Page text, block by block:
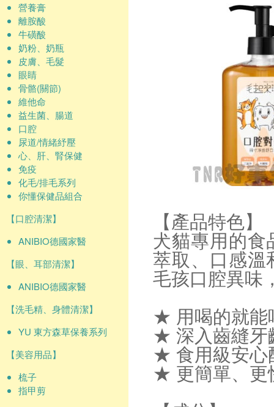
營養膏
離胺酸
牛磺酸
奶粉、奶瓶
皮膚、毛髮
眼睛
骨骼(關節)
維他命
益生菌、腸道
口腔
尿道/情緒紓壓
心、肝、腎保健
免疫
化毛/排毛系列
你懂保健品組合
【口腔清潔】
ANIBIO德國家醫
【眼、耳部清潔】
ANIBIO德國家醫
【洗毛精、身體清潔】
YU 東方森草保養系列
【美容用品】
梳子
指甲剪
【產品特色】
犬貓專用的食
萃取、口感溫
毛孩口腔異味
★ 用喝的就能
★ 深入齒縫牙
★ 食用級安心
★ 更簡單、更